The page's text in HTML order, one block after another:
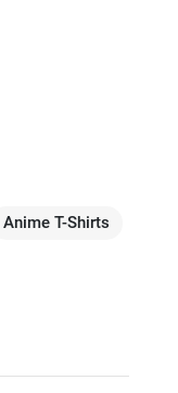
Anime T-Shirts